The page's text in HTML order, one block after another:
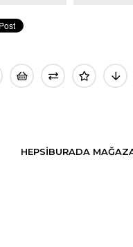
HEPSIBURADA